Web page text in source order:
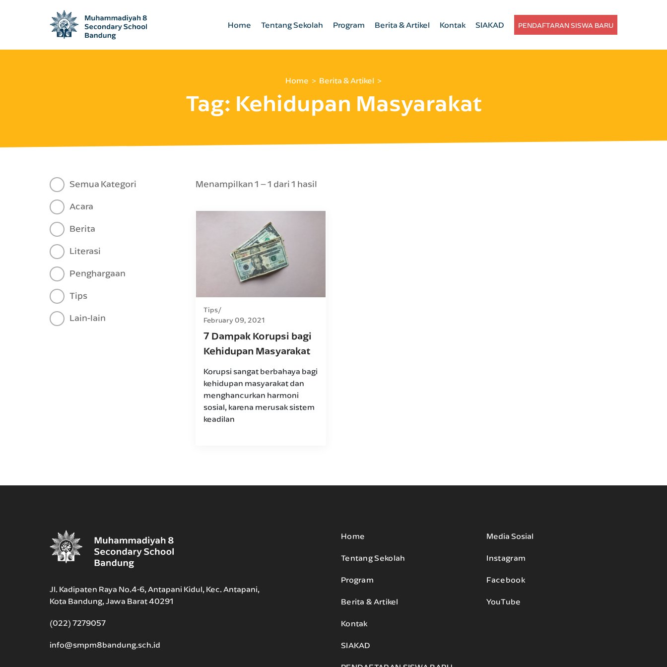
Home Tentang Sekolah Program Berita & Artikel Kontak SIAKAD PENDAFTARAN SISWA BARU
Home Berita & Artikel
Tag: Kehidupan Masyarakat
Semua Kategori
Acara
Berita
Literasi
Penghargaan
Tips
Lain-lain
Menampilkan 1 – 1 dari 1 hasil
Tips
February 09, 2021
7 Dampak Korupsi bagi
Kehidupan Masyarakat
Korupsi sangat berbahaya bagi
kehidupan masyarakat dan
menghancurkan harmoni
sosial, karena merusak sistem
keadilan
Jl. Kadipaten Raya No.4-6, Antapani Kidul, Kec. Antapani,
Kota Bandung, Jawa Barat 40291
(022) 7279057
info@smpm8bandung.sch.id
Home
Tentang Sekolah
Program
Berita & Artikel
Kontak
SIAKAD
Media Sosial
Instagram
Facebook
YouTube